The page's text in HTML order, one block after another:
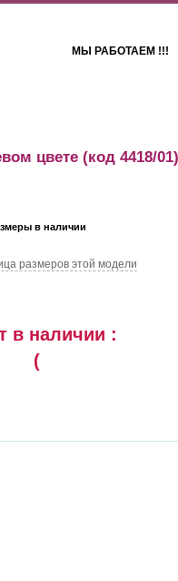
МЫ РАБОТАЕМ !!!
цвете (код 4418/01)
в наличии
размеров этой модели
в наличии :
(